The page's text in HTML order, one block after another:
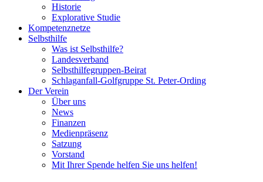
Historie
Explorative Studie
Kompetenznetze
Selbsthilfe
Was ist Selbsthilfe?
Landesverband
Selbsthilfegruppen-Beirat
Schlaganfall-Golfgruppe St. Peter-Ording
Der Verein
Über uns
News
Finanzen
Medienpräsenz
Satzung
Vorstand
Mit Ihrer Spende helfen Sie uns helfen!